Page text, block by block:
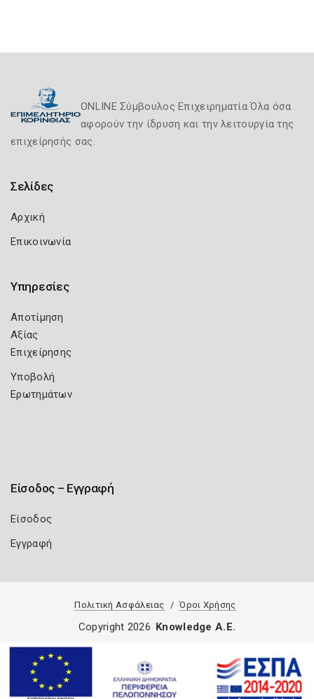
ONLINE Σύμβουλος Επιχειρηματία Όλα όσα
αφορούν την ίδρυση και την λειτουργία της
επιχείρησής σας.
Σελίδες
Αρχική
Επικοινωνία
Υπηρεσίες
Αποτίμηση
Αξίας
Επιχείρησης
Υποβολή
Ερωτημάτων
Είσοδος – Εγγραφή
Είσοδος
Εγγραφή
Πολιτική Ασφάλειας Όροι Χρήσης
Copyright 2026 Knowledge A.E.